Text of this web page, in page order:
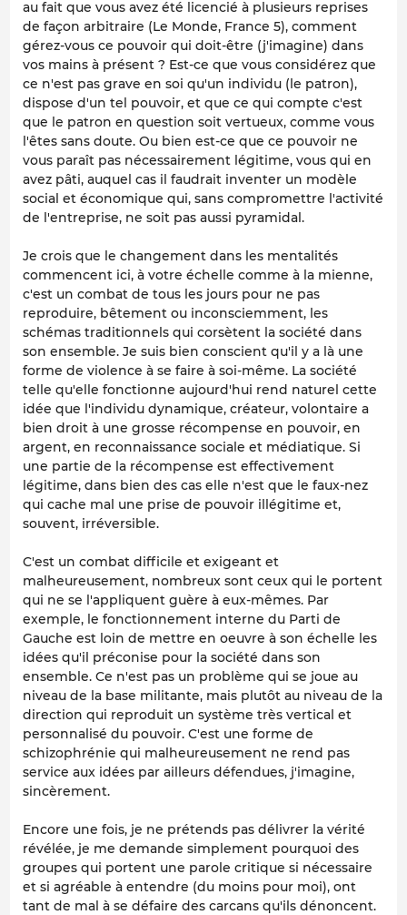
au fait que vous avez été licencié à plusieurs reprises
de façon arbitraire (Le Monde, France 5), comment
gérez-vous ce pouvoir qui doit-être (j'imagine) dans
vos mains à présent ? Est-ce que vous considérez que
ce n'est pas grave en soi qu'un individu (le patron),
dispose d'un tel pouvoir, et que ce qui compte c'est
que le patron en question soit vertueux, comme vous
l'êtes sans doute. Ou bien est-ce que ce pouvoir ne
vous paraît pas nécessairement légitime, vous qui en
avez pâti, auquel cas il faudrait inventer un modèle
social et économique qui, sans compromettre l'activité
de l'entreprise, ne soit pas aussi pyramidal.
Je crois que le changement dans les mentalités
commencent ici, à votre échelle comme à la mienne,
c'est un combat de tous les jours pour ne pas
reproduire, bêtement ou inconsciemment, les
schémas traditionnels qui corsètent la société dans
son ensemble. Je suis bien conscient qu'il y a là une
forme de violence à se faire à soi-même. La société
telle qu'elle fonctionne aujourd'hui rend naturel cette
idée que l'individu dynamique, créateur, volontaire a
bien droit à une grosse récompense en pouvoir, en
argent, en reconnaissance sociale et médiatique. Si
une partie de la récompense est effectivement
légitime, dans bien des cas elle n'est que le faux-nez
qui cache mal une prise de pouvoir illégitime et,
souvent, irréversible.
C'est un combat difficile et exigeant et
malheureusement, nombreux sont ceux qui le portent
qui ne se l'appliquent guère à eux-mêmes. Par
exemple, le fonctionnement interne du Parti de
Gauche est loin de mettre en oeuvre à son échelle les
idées qu'il préconise pour la société dans son
ensemble. Ce n'est pas un problème qui se joue au
niveau de la base militante, mais plutôt au niveau de la
direction qui reproduit un système très vertical et
personnalisé du pouvoir. C'est une forme de
schizophrénie qui malheureusement ne rend pas
service aux idées par ailleurs défendues, j'imagine,
sincèrement.
Encore une fois, je ne prétends pas délivrer la vérité
révélée, je me demande simplement pourquoi des
groupes qui portent une parole critique si nécessaire
et si agréable à entendre (du moins pour moi), ont
tant de mal à se défaire des carcans qu'ils dénoncent.